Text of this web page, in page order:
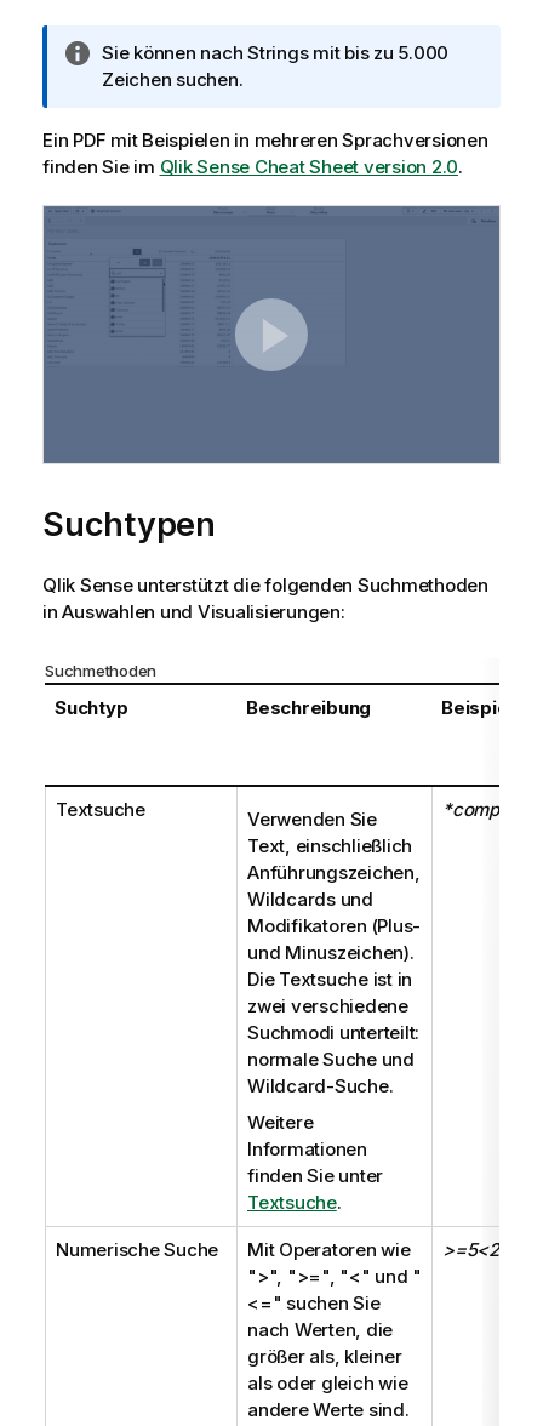
I
n
o
r
a
o
n
i
s
Sie können nach Strings mit bis zu 5.000
Zeichen suchen.
Ein PDF mit Beispielen in mehreren Sprachversionen
finden Sie im Qlik Sense Cheat Sheet version 2.0.
Suchtypen
Qlik Senseunterstützt die folgenden Suchmethoden
in Auswahlen und Visualisierungen:
Suchmethoden
Suchtyp Beschreibung Beispiel
Textsuche
Verwenden Sie
Text, einschließlich
Anführungszeichen,
Wildcards und
Modifikatoren (Plus-
und Minuszeichen).
Die Textsuche ist in
zwei verschiedene
Suchmodi unterteilt:
normale Suche und
Wildcard-Suche.
Weitere
Informationen
finden Sie unter
Textsuche.
*company
Numerische Suche
Mit Operatoren wie
">", ">=", "<" und "
<=" suchen Sie
nach Werten, die
größer als, kleiner
als oder gleich wie
andere Werte sind.
>=5<20